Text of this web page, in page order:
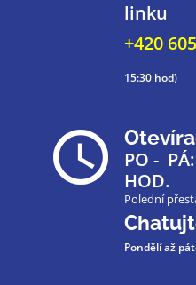
linku
+420
15:30 hod)
PO -
HOD.
Polední
Pondělí až